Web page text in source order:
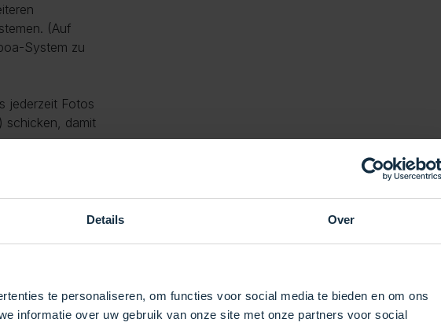
Details Over
te personaliseren, om functies voor social media te bieden en om ons
informatie over uw gebruik van onze site met onze partners voor social
(Auf
System zu
jederzeit Fotos
schicken, damit
Bitte